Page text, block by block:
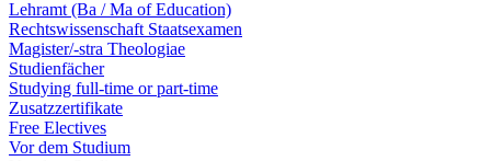
Lehramt (Ba / Ma of Education)
Rechtswissenschaft Staatsexamen
Magister/-stra Theologiae
Studienfächer
Studying full-time or part-time
Zusatzzertifikate
Free Electives
Vor dem Studium